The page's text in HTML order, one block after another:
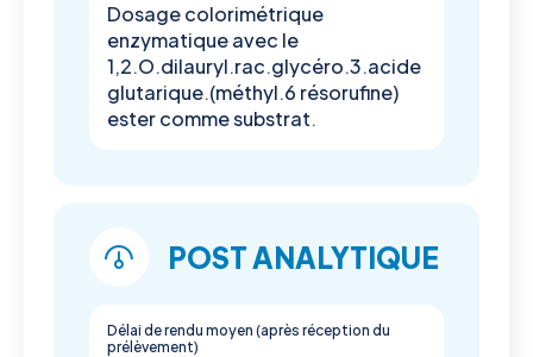
Dosage colorimétrique
enzymatique avec le
1,2.O.dilauryl.rac.glycéro.3.acide
glutarique.(méthyl.6 résorufine)
ester comme substrat.
POST ANALYTIQUE
Délai de rendu moyen (après réception du
prélèvement)